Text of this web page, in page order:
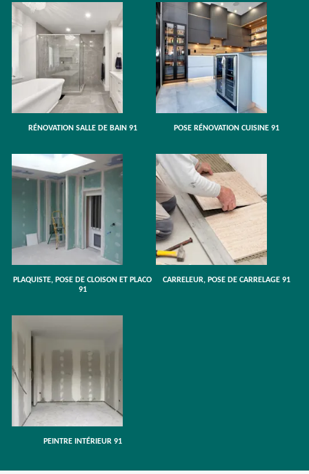
RÉNOVATION SALLE DE BAIN 91 POSE RÉNOVATION CUISINE 91
PLAQUISTE, POSE DE CLOISON ET PLACO
91
CARRELEUR, POSE DE CARRELAGE 91
PEINTRE INTÉRIEUR 91